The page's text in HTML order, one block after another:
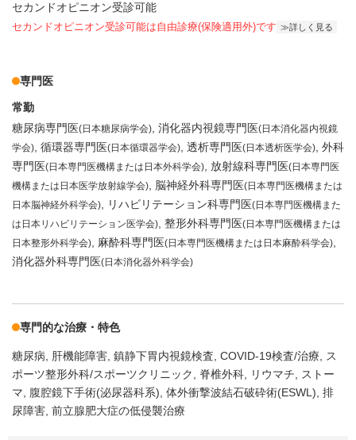
セカンドオピニオン受診可能
セカンドオピニオン受診可能は自由診療(保険適用外)です 詳しく見る
専門医
常勤
糖尿病専門医(日本糖尿病学会) 消化器内視鏡専門医(日本消化器内視鏡
学会) 循環器専門医(日本循環器学会) 透析専門医(日本透析医学会) 外科
専門医(日本専門医機構または日本外科学会) 放射線科専門医(日本専門医
機構または日本医学放射線学会)
脳神経外科専門医(日本専門医機構または
日本脳神経外科学会)
リハビリテーション科専門医(日本専門医機構また
は日本リハビリテーション医学会) 整形外科専門医(日本専門医機構または
日本整形外科学会)
麻酔科専門医(日本専門医機構または日本麻酔科学会)
消化器外科専門医(日本消化器外科学会)
専門的な治療・特色
糖尿病 肝機能障害 鎮静下胃内視鏡検査 COVID-19検査/治療
ス
ポーツ整形外科/スポーツクリニック
脊椎外科 リウマチ
ストー
マ
腹腔鏡下手術(泌尿器科系) 体外衝撃波結石破砕術(ESWL) 排
尿障害 前立腺肥大症の低侵襲治療